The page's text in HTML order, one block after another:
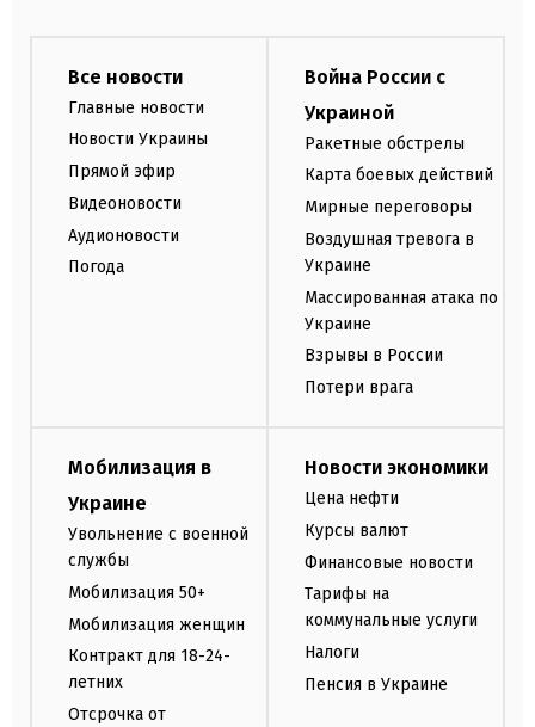
Все новости
Главные новости
Новости Украины
Прямой эфир
Видеоновости
Аудионовости
Погода
Война России с
Украиной
Ракетные обстрелы
Карта боевых действий
Мирные переговоры
Воздушная тревога в
Украине
Массированная атака по
Украине
Взрывы в России
Потери врага
Мобилизация в
Украине
Увольнение с военной
службы
Мобилизация 50+
Мобилизация женщин
Контракт для 18-24-
летних
Отсрочка от
Новости экономики
Цена нефти
Курсы валют
Финансовые новости
Тарифы на
коммунальные услуги
Налоги
Пенсия в Украине